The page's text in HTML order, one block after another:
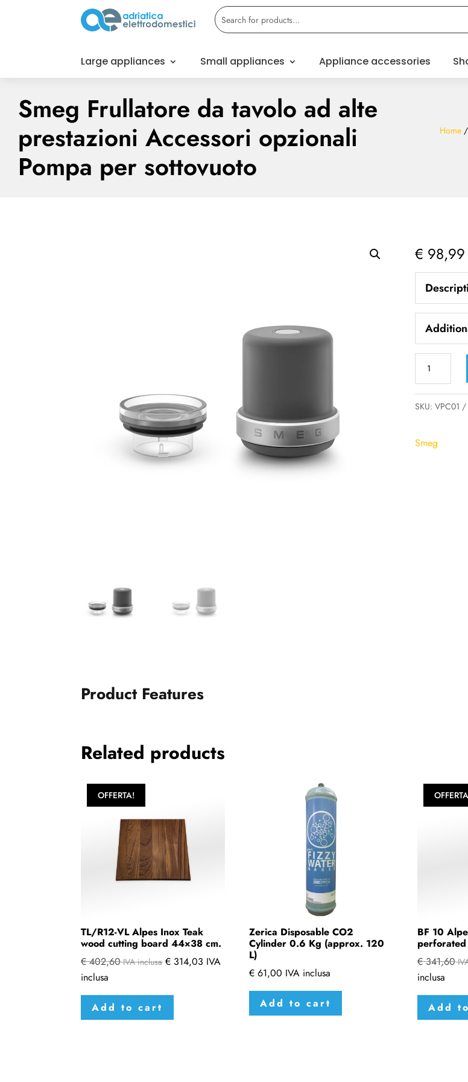
Large appliances Small appliances Appliance accessories
Smeg Frullatore da tavolo ad alte
prestazioni Accessori opzionali
Pompa per sottovuoto
Home/
€ 98,99
Smeg
da
tavolo
alte
SKU:VPC01
Smeg
Product Features
Related products
OFFERTA!
TL/R12-VL Alpes Inox Teak
wood cutting board 44×38 cm.
€402,60 IVA inclusa € 314,03 IVA
inclusa
Add to cart
Zerica Disposable CO2
Cylinder 0.6 Kg (approx. 120
L)
€ 61,00 IVA inclusa
Add to cart
BF 10
€341,60
inclusa
Add